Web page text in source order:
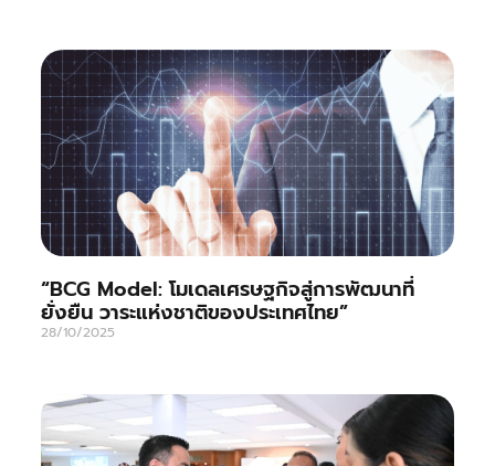
“BCG Model: โมเดลเศรษฐกิจสู่การพัฒนาที่
ยั่งยืน วาระแห่งชาติของประเทศไทย”
28/10/2025